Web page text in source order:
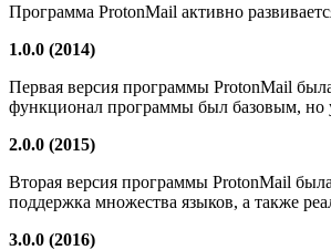
Программа ProtonMail активно
1.0.0 (2014)
Первая версия программы ProtonMail
функционал программы был базовым, но
2.0.0 (2015)
Вторая версия программы ProtonMail
поддержка множества языков, а также
3.0.0 (2016)